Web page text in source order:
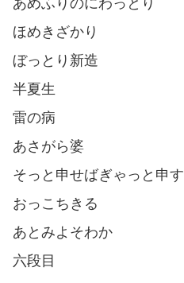
ほめきざかり
ぼっとり新造
半夏生
雷の病
あさがら婆
そっと申せばぎゃっと申す
おっこちきる
あとみよそわか
六段目